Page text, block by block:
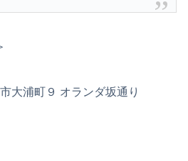
大浦町９ オランダ坂通り